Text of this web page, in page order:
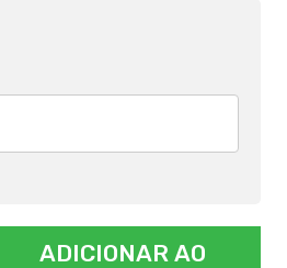
ADICIONAR AO